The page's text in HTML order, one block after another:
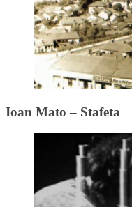
Ioan Mato – Stafeta